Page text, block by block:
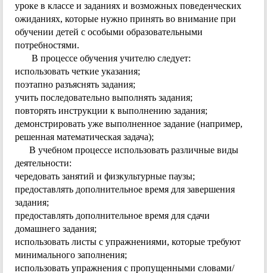
уроке в классе и заданиях и возможных поведенческих
ожиданиях, которые нужно принять во внимание при
обучении детей с особыми образовательными
потребностями.
В процессе обучения учителю следует:
использовать четкие указания;
поэтапно разъяснять задания;
учить последовательно выполнять задания;
повторять инструкции к выполнению задания;
демонстрировать уже выполненное задание (например,
решенная математическая задача);
В учебном процессе использовать различные виды
деятельности:
чередовать занятий и физкультурные паузы;
предоставлять дополнительное время для завершения
задания;
предоставлять дополнительное время для сдачи
домашнего задания;
использовать листы с упражнениями, которые требуют
минимального заполнения;
использовать упражнения с пропущенными словами/